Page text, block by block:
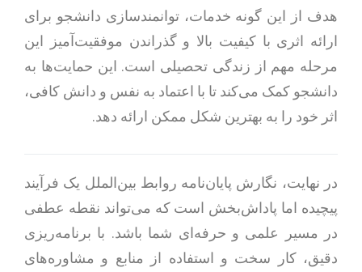
هدف از این گونه خدمات، توانمندسازی دانشجو برای
ارائه اثری با کیفیت بالا و گذراندن موفقیت‌آمیز این
مرحله مهم از زندگی تحصیلی است. این حمایت‌ها به
دانشجو کمک می‌کند تا با اعتماد به نفس و دانش کافی،
اثر خود را به بهترین شکل ممکن ارائه دهد.
در نهایت، نگارش پایان‌نامه روابط بین‌الملل یک فرآیند
پیچیده اما پاداش‌بخش است که می‌تواند نقطه عطفی
در مسیر علمی و حرفه‌ای شما باشد. با برنامه‌ریزی
دقیق، کار سخت و استفاده از منابع و مشاوره‌های